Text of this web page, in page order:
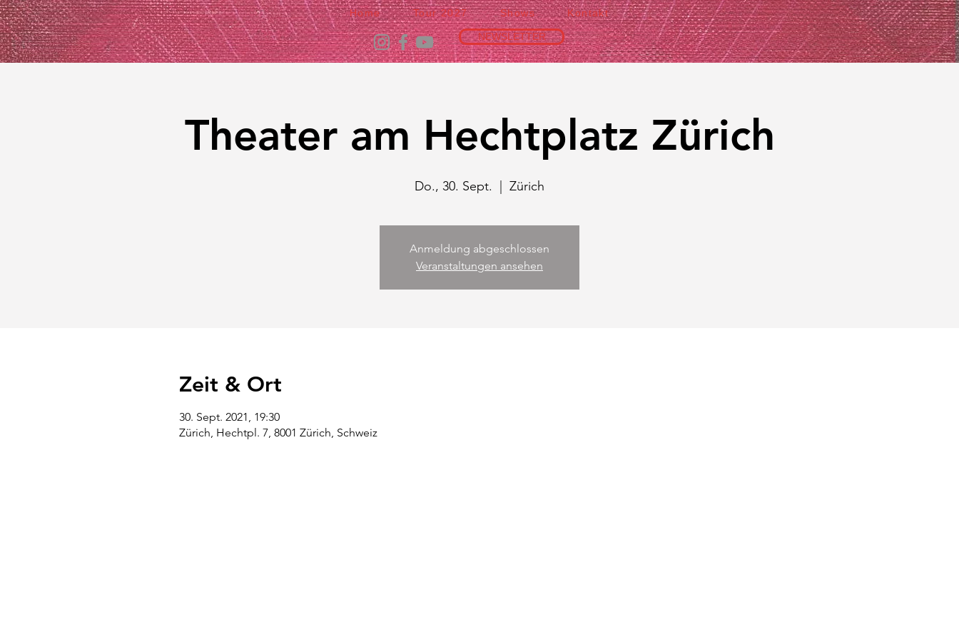
Home Tour 2027 Shows Kontakt
NEWSLETTER
Theater am Hechtplatz Zürich
Do., 30. Sept. Zürich
Anmeldung abgeschlossen
Veranstaltungen ansehen
Zeit & Ort
30. Sept. 2021, 19:30
Zürich, Hechtpl. 7, 8001 Zürich, Schweiz